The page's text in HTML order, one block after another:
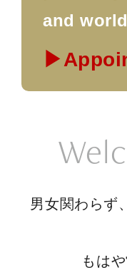
and
男女関わらず
もは